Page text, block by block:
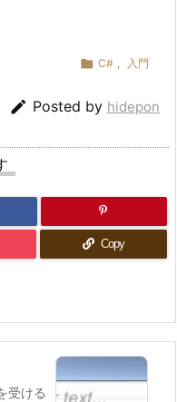
 C# 入門
 Posted by hidepon
Copy
受ける